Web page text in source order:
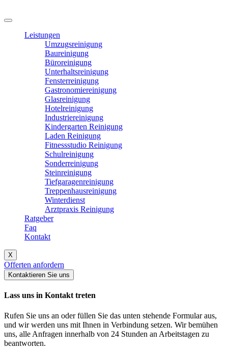
Leistungen
Umzugsreinigung
Baureinigung
Büroreinigung
Unterhaltsreinigung
Fensterreinigung
Gastronomiereinigung
Glasreinigung
Hotelreinigung
Industriereinigung
Kindergarten Reinigung
Laden Reinigung
Fitnessstudio Reinigung
Schulreinigung
Sonderreinigung
Steinreinigung
Tiefgaragenreinigung
Treppenhausreinigung
Winterdienst
Arztpraxis Reinigung
Ratgeber
Faq
Kontakt
X
Offerten anfordern
Kontaktieren Sie uns
Lass uns in Kontakt treten
Rufen Sie uns an oder füllen Sie das unten stehende Formular aus,
und wir werden uns mit Ihnen in Verbindung setzen. Wir bemühen
uns, alle Anfragen innerhalb von 24 Stunden an Arbeitstagen zu
beantworten.